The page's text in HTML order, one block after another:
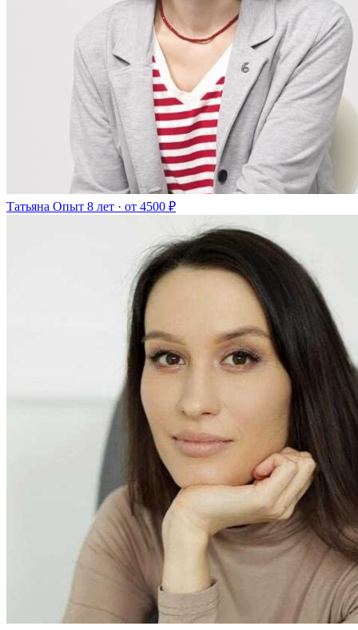
Татьяна Опыт 8 лет · от 4500 ₽